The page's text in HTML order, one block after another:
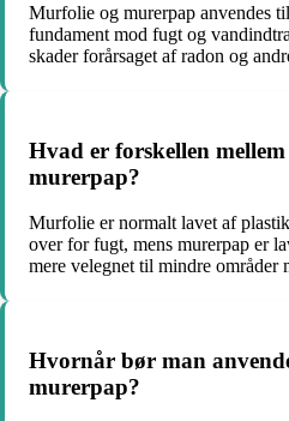
Murfolie og murerpap anvendes
fundament mod fugt og
skader forårsaget af radon og
Hvad er forskellen
murerpap?
Murfolie er normalt lavet af
over for fugt, mens murerpap er
mere velegnet til mindre områder
Hvornår bør man
murerpap?